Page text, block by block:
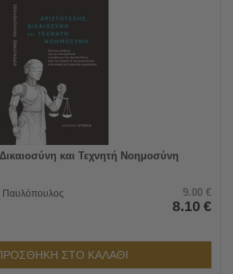
και Τεχνητή Νοημοσύνη
Παυλόπουλος
9.00 €
8.10 €
ΣΤΟ ΚΑΛΑΘΙ